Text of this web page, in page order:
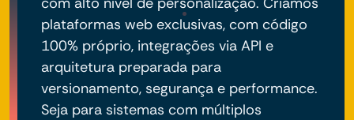
plataformas web exclusivas, com código
100% próprio, integrações via API e
arquitetura preparada para
versionamento, segurança e performance.
Seja para sistemas com múltiplos